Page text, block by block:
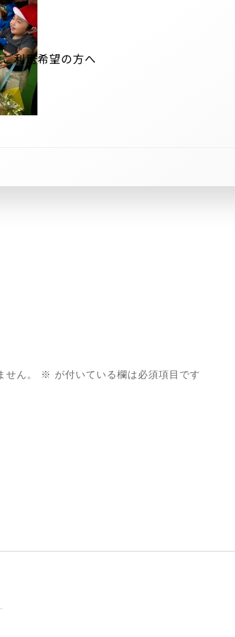
ご利用希望の方へ
ん。 ※ が付いている欄は必須項目です